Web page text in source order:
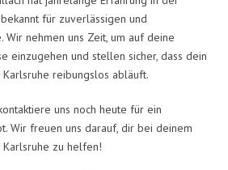
für zuverlässigen und
nehmen uns Zeit, um auf deine
einzugehen und stellen sicher, dass dein
reibungslos abläuft.
uns noch heute für ein
Wir freuen uns darauf, dir bei deinem
Karlsruhe zu helfen!